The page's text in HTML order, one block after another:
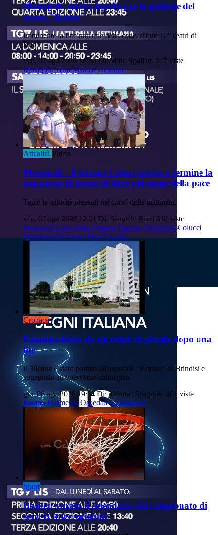
Monopoli: nuovo bando per la gestione del
teatro "Radar"
Imminente la fine naturale della concessione ai "Teatri di
Bari"
ven, 07 ago 2026 18:30 Di: Mino Spalluto 217 viste
Monopoli Teatro-Radar Gestione
Attualità Video
Monopoli - Il barone Colucci porta a termine la
maratona di nuoto di 4km nel nome della pace
Tante le autorità presenti nel corso della mattinata.
ven, 07 ago 2026 12:51 Di: Samuele Rizzi 310 viste
Monopoli Lido-Torre-Egnazia Barone-Vitantonio-Colucci
Maratona-Di-Nuoto Pace Attualità
Cronaca
Fasanese ferito da un colpo di pistola dopo una
lite
Il 30enne è stato portato all'ospedale "Perrino" di Brindisi e
sottoposto ad intervento chirurgico
gio, 06 ago 2026 19:54 Di: Alfonso Spagnulo 461 viste
Fasano Ferimento Ospedale Carabinieri
Sport
Basket: varato il calendario del campionato di
serie B Interregionale